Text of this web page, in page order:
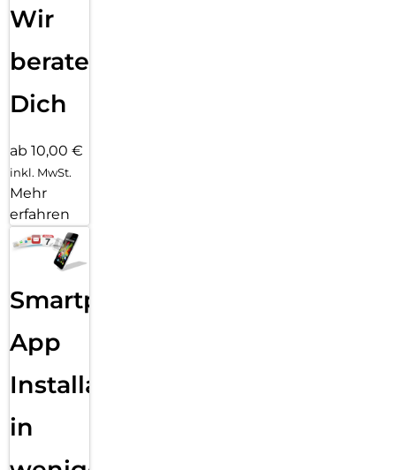
Wir
beraten
Dich
ab 10,00 €
inkl. MwSt.
Mehr
erfahren
Smartphone
App
Installation
in